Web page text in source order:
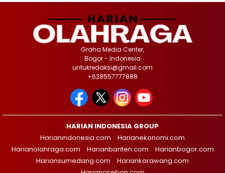
Graha Media Center,
Bogor - Indonesia
untukredaksi@gmail.com
+628557777888
HARIAN INDONESIA GROUP
Harianindonesia.com
Harianekonomi.com
Harianolahraga.com
Harianbanten.com
Harianbogor.com
Hariansumedang.com
Hariankarawang.com